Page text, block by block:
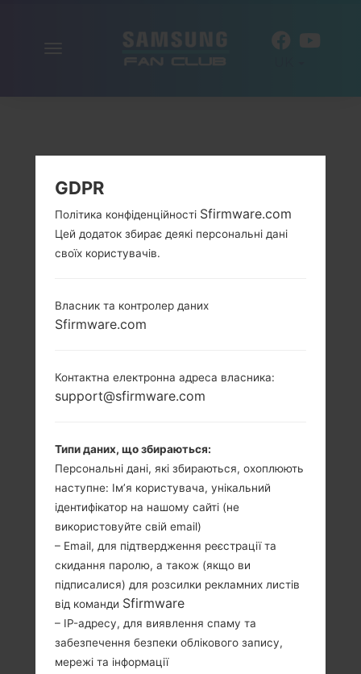
GDPR
Політика конфіденційності Sfirmware.com
Цей додаток збирає деякі персональні дані
своїх користувачів.
Власник та контролер даних
Sfirmware.com
Контактна електронна адреса власника:
support@sfirmware.com
Типи даних, що збираються:
Персональні дані, які збираються, охоплюють
наступне: Ім’я користувача, унікальний
ідентифікатор на нашому сайті (не
використовуйте свій email)
– Email, для підтвердження реєстрації та
скидання паролю, а також (якщо ви
підписалися) для розсилки рекламних листів
від команди Sfirmware
– IP-адресу, для виявлення спаму та
забезпечення безпеки облікового запису,
мережі та інформації